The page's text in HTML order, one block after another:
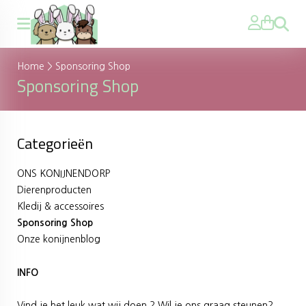
Zoeken
Home > Sponsoring Shop
Sponsoring Shop
Categorieën
ONS KONIJNENDORP
Dierenproducten
Kledij & accessoires
Sponsoring Shop
Onze konijnenblog
INFO